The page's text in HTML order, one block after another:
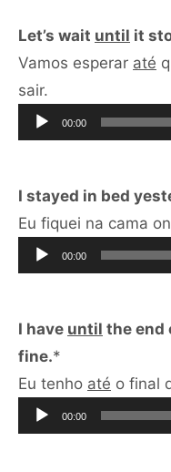
Let’s wait until it
Vamos esperar até
sair.
de
áudio
00:00
I stayed in bed
Eu fiquei na cama
00:00
I have until the end
fine.*
Eu tenho até o final
00:00